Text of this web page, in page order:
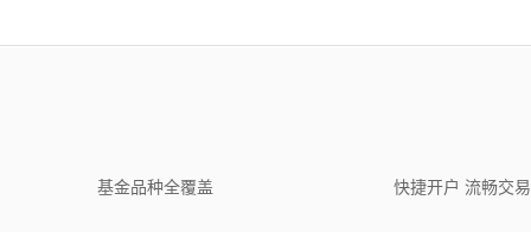
基金品种全覆盖 快捷开户 流畅交易